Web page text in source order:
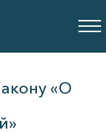
«О